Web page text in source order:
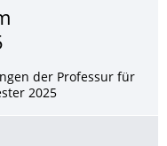
der Professur für
2025